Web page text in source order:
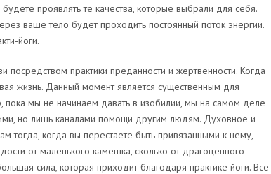
проявлять те качества, которые выбрали для себя.
ваше тело будет проходить постоянный поток энергии.
йоги.
практики преданности и жертвенности. Когда
жизнь. Данный момент является существенным для
пока мы не начинаем давать в изобилии, мы на самом деле
но лишь каналами помощи другим людям. Духовное и
тогда, когда вы перестаете быть привязанными к нему,
от маленького камешка, сколько от драгоценного
сила, которая приходит благодаря практике йоги. Все